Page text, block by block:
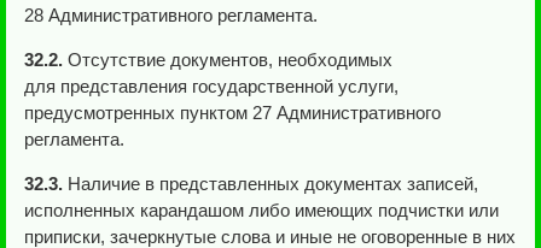
28 Административного регламента.
32.2. Отсутствие документов, необходимых
для представления государственной услуги,
предусмотренных пунктом 27 Административного
регламента.
32.3. Наличие в представленных документах записей,
исполненных карандашом либо имеющих подчистки или
приписки, зачеркнутые слова и иные не оговоренные в них